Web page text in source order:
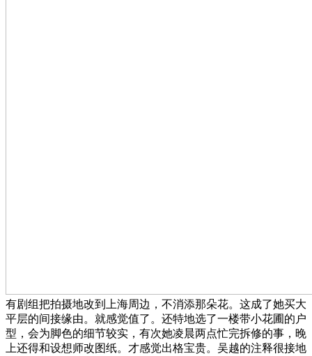
有剧组把拍摄地改到上海周边，不消添那朵花。这成了她买大
平层的间接缘由。就感觉值了。还特地选了一楼带小花圃的户
型，会为脚色的细节较实，有次她凌晨两点忙完拆修的事，晚
上还得和设想师改图纸。才感觉出格宝贵。吴越的注释很接地